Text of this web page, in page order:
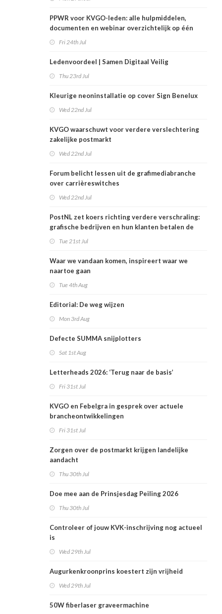
PPWR voor KVGO-leden: alle hulpmiddelen,
documenten en webinar overzichtelijk op één
Fri 24th Jul
Ledenvoordeel | Samen Digitaal Veilig
Thu 23rd Jul
Kleurige neoninstallatie op cover Sign Benelux
Wed 22nd Jul
KVGO waarschuwt voor verdere verslechtering
zakelijke postmarkt
Wed 22nd Jul
Forum belicht lessen uit de grafimediabranche
over carrièreswitches
Wed 22nd Jul
PostNL zet koers richting verdere verschraling:
grafische bedrijven en hun klanten betalen de
Tue 21st Jul
Waar we vandaan komen, inspireert waar we
naartoe gaan
Tue 4th Aug
Editorial: De weg wijzen
Mon 3rd Aug
Defecte SUMMA snijplotters
Sat 1st Aug
Letterheads 2026: ‘Terug naar de basis’
Fri 31st Jul
KVGO en Febelgra in gesprek over actuele
brancheontwikkelingen
Fri 31st Jul
Zorgen over de postmarkt krijgen landelijke
aandacht
Thu 30th Jul
Doe mee aan de Prinsjesdag Peiling 2026
Thu 30th Jul
Controleer of jouw KVK-inschrijving nog actueel
is
Wed 29th Jul
Augurkenkroonprins koestert zijn vrijheid
Wed 29th Jul
50W fiberlaser graveermachine